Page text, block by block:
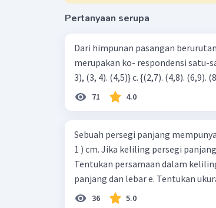
Rumus fungsinya
y = -1(x + 1)(x - 3)
y = -1(x
- 3x + x - 3)
y = -1(x
- 2x - 3)
Pertanyaan serupa
Dari himpunan pasangan
merupakan ko- respondensi satu-satu? a. {(1, 1), (2, 2), (3, 3), (4,4)} b. {(1, 2), (2,
71 4.0
Sebuah persegi panjang
1 ) cm. Jika keliling persegi
Tentukan persamaan dalam
panjang dan lebar e. Tentukan
36 5.0